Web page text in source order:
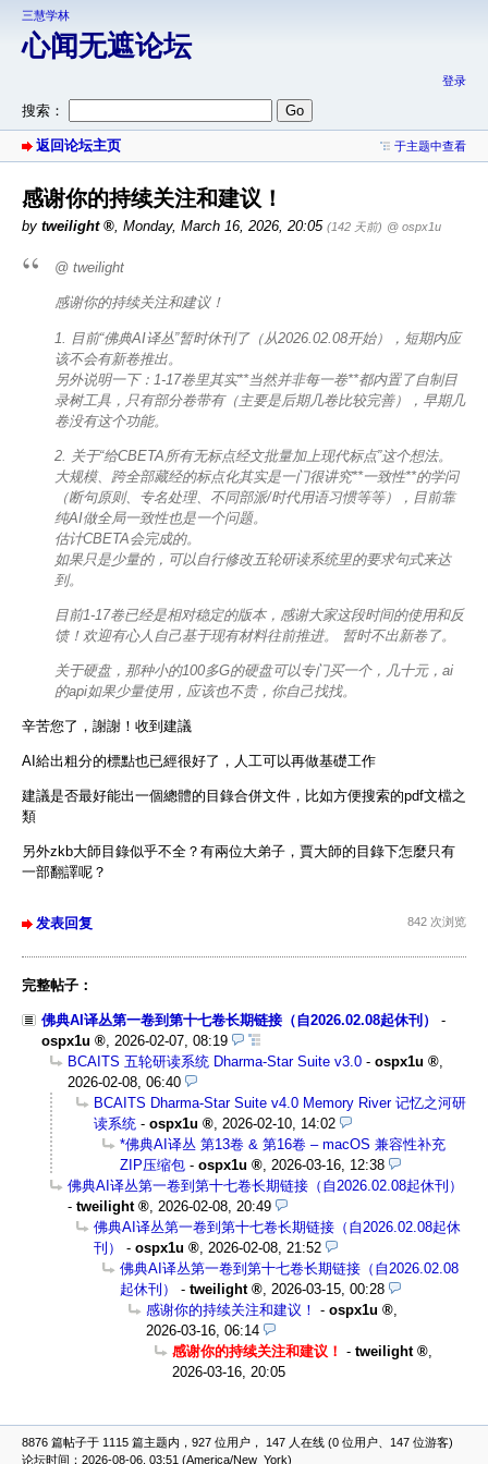
三慧学林
心闻无遮论坛
登录
搜索：
返回论坛主页 于主题中查看
感谢你的持续关注和建议！
by tweilight , Monday, March 16, 2026, 20:05 (142 天前) @ ospx1u
@ tweilight
感谢你的持续关注和建议！
1. 目前“佛典AI译丛”暂时休刊了（从2026.02.08开始），短期内应
该不会有新卷推出。
另外说明一下：1-17卷里其实**当然并非每一卷**都内置了自制目
录树工具，只有部分卷带有（主要是后期几卷比较完善），早期几
卷没有这个功能。
2. 关于“给CBETA所有无标点经文批量加上现代标点”这个想法。
大规模、跨全部藏经的标点化其实是一门很讲究**一致性**的学问
（断句原则、专名处理、不同部派/时代用语习惯等等），目前靠
纯AI做全局一致性也是一个问题。
估计CBETA会完成的。
如果只是少量的，可以自行修改五轮研读系统里的要求句式来达
到。
目前1-17卷已经是相对稳定的版本，感谢大家这段时间的使用和反
馈！欢迎有心人自己基于现有材料往前推进。 暂时不出新卷了。
关于硬盘，那种小的100多G的硬盘可以专门买一个，几十元，ai
的api如果少量使用，应该也不贵，你自己找找。
辛苦您了，謝謝！收到建議
AI給出粗分的標點也已經很好了，人工可以再做基礎工作
建議是否最好能出一個總體的目錄合併文件，比如方便搜索的pdf文檔之
類
另外zkb大師目錄似乎不全？有兩位大弟子，賈大師的目錄下怎麼只有
一部翻譯呢？
发表回复 842 次浏览
完整帖子：
佛典AI译丛第一卷到第十七卷长期链接（自2026.02.08起休刊）
-
ospx1u
2026-02-07, 08:19
BCAITS 五轮研读系统 Dharma-Star Suite v3.0 - ospx1u
2026-02-08, 06:40
BCAITS Dharma-Star Suite v4.0 Memory River 记忆之河研
读系统 - ospx1u
2026-02-10, 14:02
*佛典AI译丛 第13卷 & 第16卷 – macOS 兼容性补充
ZIP压缩包 - ospx1u
2026-03-16, 12:38
佛典AI译丛第一卷到第十七卷长期链接（自2026.02.08起休刊）
- tweilight
2026-02-08, 20:49
佛典AI译丛第一卷到第十七卷长期链接（自2026.02.08起休
刊）
- ospx1u
2026-02-08, 21:52
佛典AI译丛第一卷到第十七卷长期链接（自2026.02.08
起休刊）
- tweilight
2026-03-15, 00:28
感谢你的持续关注和建议！ - ospx1u
2026-03-16, 06:14
感谢你的持续关注和建议！ - tweilight
2026-03-16, 20:05
8876 篇帖子于 1115 篇主题内，927 位用户， 147 人在线 (0 位用户、147 位游客)
论坛时间：2026-08-06, 03:51 (America/New_York)